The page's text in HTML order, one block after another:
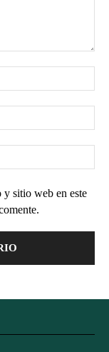
sitio web en este